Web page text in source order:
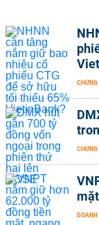
DOANH